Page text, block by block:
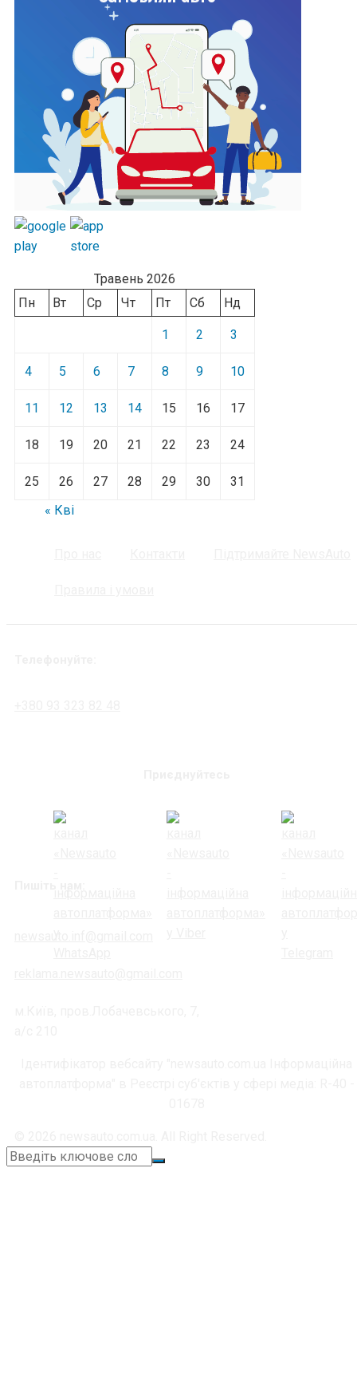
Травень 2026
Пн
Вт Ср Чт Пт Сб Нд
1 2 3
4 5 6 7 8 9 10
11 12 13 14 15 16 17
18 19 20 21 22 23 24
25 26 27 28 29 30
31
« Кві